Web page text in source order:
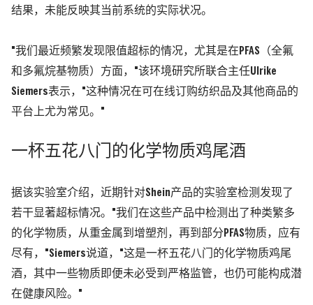
结果，未能反映其当前系统的实际状况。
"我们最近频繁发现限值超标的情况，尤其是在PFAS（全氟
和多氟烷基物质）方面，"该环境研究所联合主任Ulrike
Siemers表示，"这种情况在可在线订购纺织品及其他商品的
平台上尤为常见。"
一杯五花八门的化学物质鸡尾酒
据该实验室介绍，近期针对Shein产品的实验室检测发现了
若干显著超标情况。"我们在这些产品中检测出了种类繁多
的化学物质，从重金属到增塑剂，再到部分PFAS物质，应有
尽有，"Siemers说道，"这是一杯五花八门的化学物质鸡尾
酒，其中一些物质即便未必受到严格监管，也仍可能构成潜
在健康风险。"